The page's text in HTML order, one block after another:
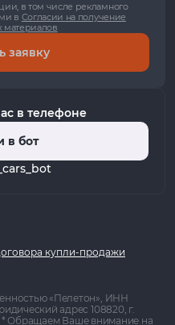
в том числе рекламного
в Согласии на получение
заявку
в телефоне
в бот
купли-продажи
«Пелетон», ИНН
адрес 108820, г.
* Обращаем Ваше внимание на